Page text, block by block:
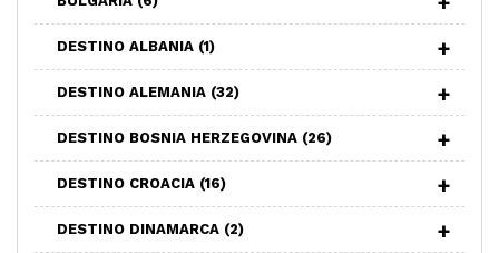
DESTINO ALBANIA (1)
DESTINO ALEMANIA (32)
DESTINO BOSNIA HERZEGOVINA (26)
DESTINO CROACIA (16)
DESTINO DINAMARCA (2)